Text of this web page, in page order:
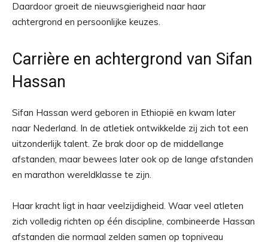
Daardoor groeit de nieuwsgierigheid naar haar
achtergrond en persoonlijke keuzes.
Carrière en achtergrond van Sifan
Hassan
Sifan Hassan werd geboren in Ethiopië en kwam later
naar Nederland. In de atletiek ontwikkelde zij zich tot een
uitzonderlijk talent. Ze brak door op de middellange
afstanden, maar bewees later ook op de lange afstanden
en marathon wereldklasse te zijn.
Haar kracht ligt in haar veelzijdigheid. Waar veel atleten
zich volledig richten op één discipline, combineerde Hassan
afstanden die normaal zelden samen op topniveau